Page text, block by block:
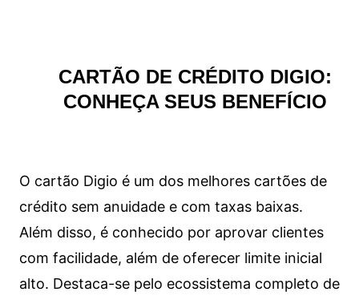
CARTÃO DE CRÉDITO DIGIO:
CONHEÇA SEUS BENEFÍCIO
O cartão Digio é um dos melhores cartões de
crédito sem anuidade e com taxas baixas.
Além disso, é conhecido por aprovar clientes
com facilidade, além de oferecer limite inicial
alto. Destaca-se pelo ecossistema completo de